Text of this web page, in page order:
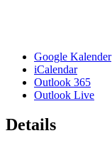
Google Kalender
iCalendar
Outlook 365
Outlook Live
Details